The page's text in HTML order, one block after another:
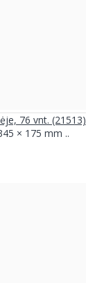
76 vnt. (21513)
× 175 mm ..